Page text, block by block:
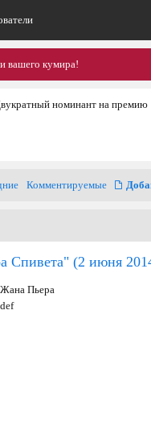
вашего кумира!
номинант на премию
Комментируемые
Спивета" (2 июня
Жана Пьера